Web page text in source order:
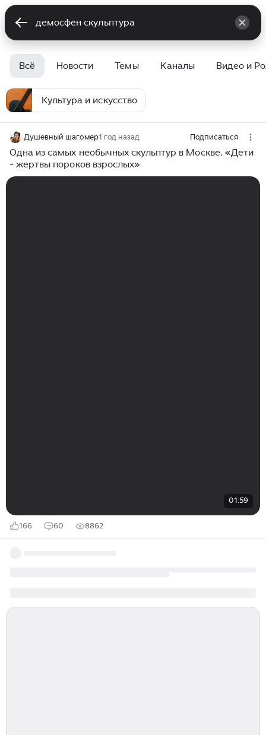
Всё Новости Темы Каналы Видео и
Культура и искусство
Душевный шагомер1 год назад Подписаться
Одна из самых необычных скульптур в Москве. «Дети
- жертвы пороков взрослых»
01:59
166 60 8862